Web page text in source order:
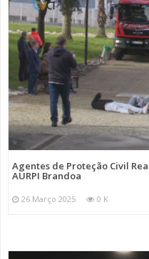
Agentes de Proteção Civil
AURPI Brandoa
26 Março 2025 0 K